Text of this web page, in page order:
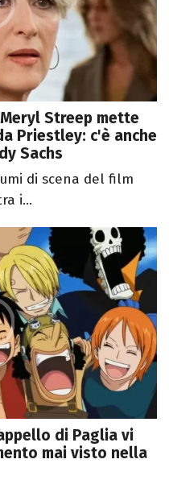
Streep mette
Priestley: c'è anche
Sachs
di scena del film
i...
di Paglia vi
mai visto nella